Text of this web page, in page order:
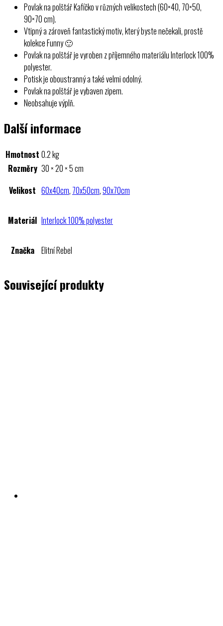
Povlak na polštář Kafíčko v různých velikostech (60×40, 70×50,
90×70 cm).
Vtipný a zároveň fantastický motiv, který byste nečekali, prostě
kolekce Funny 🙂
Povlak na polštář je vyroben z příjemného materiálu Interlock 100%
polyester.
Potisk je oboustranný a také velmi odolný.
Povlak na polštář je vybaven zipem.
Neobsahuje výplň.
Další informace
Hmotnost 0.2 kg
Rozměry 30 × 20 × 5 cm
Velikost 60x40cm, 70x50cm,90x70cm
Materiál Interlock 100% polyester
Značka Elitní Rebel
Související produkty